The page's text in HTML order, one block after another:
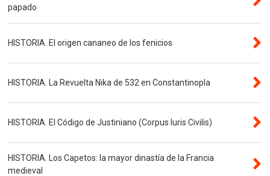
papado
HISTORIA. El origen cananeo de los fenicios
HISTORIA. La Revuelta Nika de 532 en Constantinopla
HISTORIA. El Código de Justiniano (Corpus Iuris Civilis)
HISTORIA. Los Capetos: la mayor dinastía de la Francia
medieval